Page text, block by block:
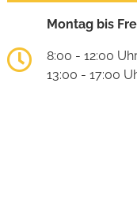
Montag bis
8:00 - 12:00
13:00 - 17:00